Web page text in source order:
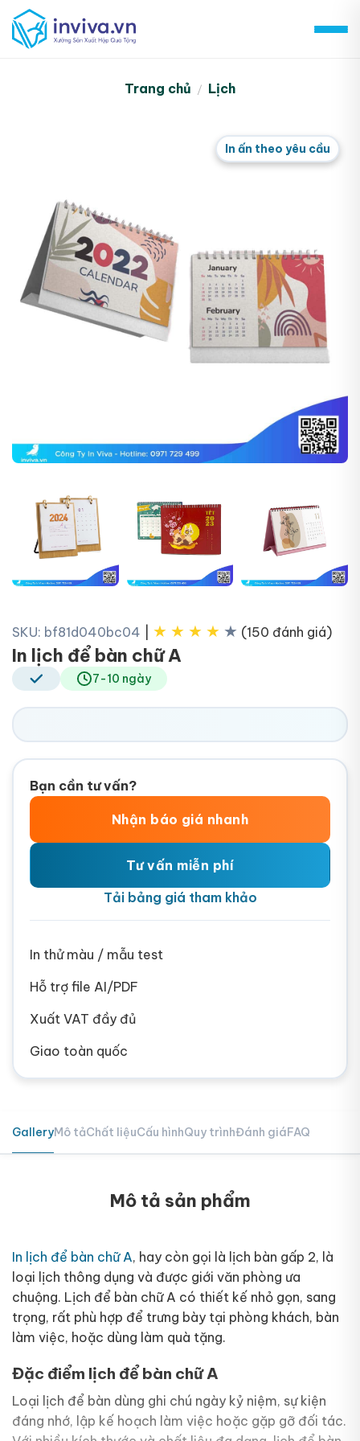
Skip
to
content
Trang chủ / Lịch
In ấn theo yêu cầu
SKU: bf81d040bc04 ★ ★ ★ ★ ★ (150 đánh giá)
In lịch để bàn chữ A
7-10 ngày
Bạn cần tư vấn?
Nhận báo giá nhanh
Tư vấn miễn phí
Tải bảng giá tham khảo
In thử màu / mẫu test
Hỗ trợ file AI/PDF
Xuất VAT đầy đủ
Giao toàn quốc
GalleryMô tảChất liệuCấu hìnhQuy trìnhĐánh giáFAQ
Mô tả sản phẩm
In lịch để bàn chữ A, hay còn gọi là lịch bàn gấp 2, là
loại lịch thông dụng và được giới văn phòng ưa
chuộng. Lịch để bàn chữ A có thiết kế nhỏ gọn, sang
trọng, rất phù hợp để trưng bày tại phòng khách, bàn
làm việc, hoặc dùng làm quà tặng.
Đặc điểm lịch để bàn chữ A
Loại lịch để bàn dùng ghi chú ngày kỷ niệm, sự kiện
đáng nhớ, lập kế hoạch làm việc hoặc gặp gỡ đối tác.